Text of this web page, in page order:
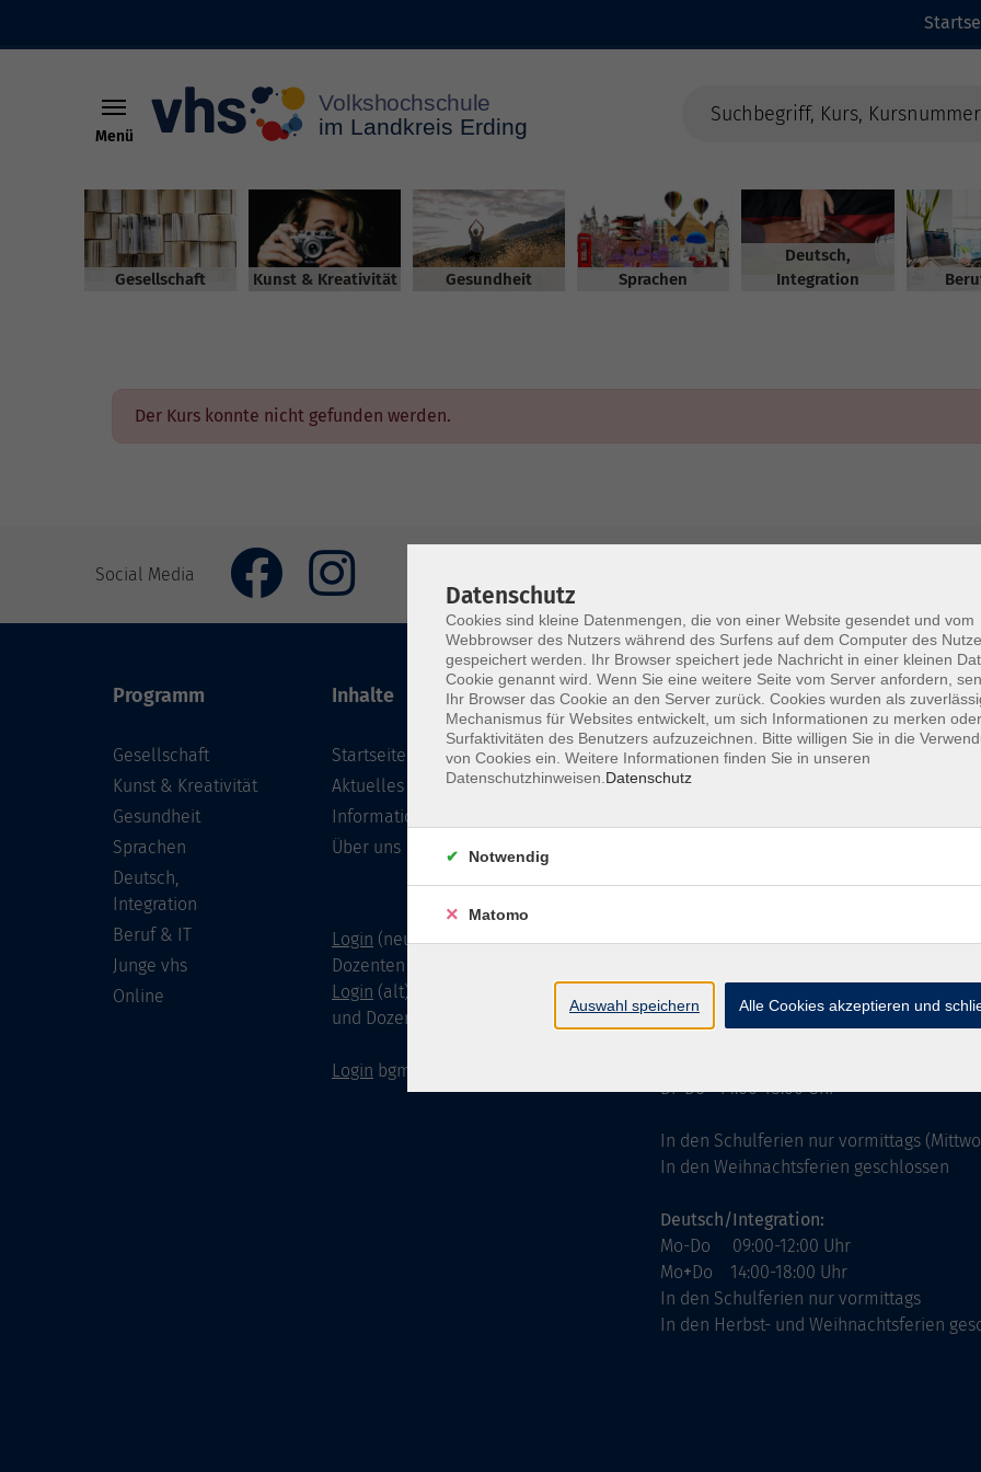
Menü
Gesellschaft Kunst & Kreativität Gesundheit Sprachen
Deutsch,
Integration
Der Kurs konnte nicht gefunden werden.
Social Media
Programm
Gesellschaft
Kunst & Kreativität
Gesundheit
Sprachen
Deutsch,
Integration
Beruf & IT
Junge vhs
Online
Inhalte
Startseite
Aktuelles
Informationen
Über uns
Login (neu) für Dozentinnen und
Dozenten
Login (alt) für Dozentinnen
und Dozenten
Login bgm-cloud
Volkshochschule im Lkr. Erding
Zweckverband Volkshochschule im Lkr.
Lethnerstr. 13
85435 ErdingGoogleMaps®
Servicezeiten
allgemein:
Di+Do 14:00-18:00 Uhr
In den Schulferien nur vormittags
In den Weihnachtsferien geschlossen
Deutsch/Integration:
Mo-Do 09:00-12:00 Uhr
Mo+Do 14:00-18:00 Uhr
In den Schulferien nur vormittags
In den Herbst- und Weihnachtsferien
Datenschutz
Cookies sind kleine Datenmengen, die von einer Website gesendet und vom
Webbrowser des Nutzers während des Surfens auf dem Computer des
gespeichert werden. Ihr Browser speichert jede Nachricht in einer kleinen
Cookie genannt wird. Wenn Sie eine weitere Seite vom Server anfordern,
Ihr Browser das Cookie an den Server zurück. Cookies wurden als
Mechanismus für Websites entwickelt, um sich Informationen zu merken
Surfaktivitäten des Benutzers aufzuzeichnen. Bitte willigen Sie in die
von Cookies ein. Weitere Informationen finden Sie in unseren
Datenschutzhinweisen. Datenschutz
Notwendig
Matomo
Auswahl speichern Alle Cookies akzeptieren und